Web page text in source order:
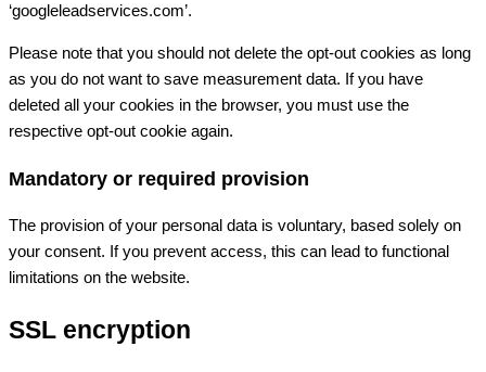
‘googleleadservices.com’.
Please note that you should not delete the opt-out cookies as long
as you do not want to save measurement data. If you have
deleted all your cookies in the browser, you must use the
respective opt-out cookie again.
Mandatory or required provision
The provision of your personal data is voluntary, based solely on
your consent. If you prevent access, this can lead to functional
limitations on the website.
SSL encryption